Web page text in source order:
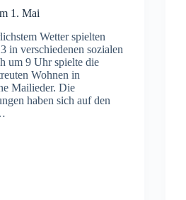
1. Mai
Wetter spielten
in verschiedenen sozialen
um 9 Uhr spielte die
Wohnen in
Mailieder. Die
haben sich auf den